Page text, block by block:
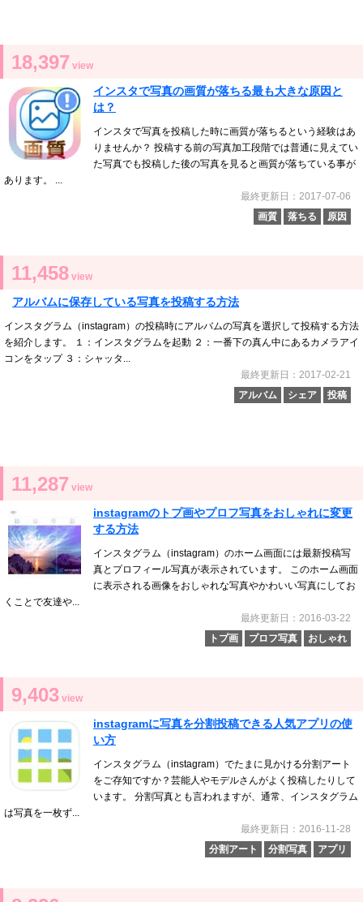
18,397 view
インスタで写真の画質が落ちる最も大きな原因と
は？
インスタで写真を投稿した時に画質が落ちるという経験はあ
りませんか？ 投稿する前の写真加工段階では普通に見えてい
た写真でも投稿した後の写真を見ると画質が落ちている事が
あります。 ...
最終更新日：2017-07-06
画質
落ちる 原因
11,458 view
アルバムに保存している写真を投稿する方法
インスタグラム（instagram）の投稿時にアルバムの写真を選択して投稿する方法
を紹介します。 １：インスタグラムを起動 ２：一番下の真ん中にあるカメラアイ
コンをタップ ３：シャッタ...
最終更新日：2017-02-21
アルバム
シェア 投稿
11,287 view
instagramのトプ画やプロフ写真をおしゃれに変更
する方法
インスタグラム（instagram）のホーム画面には最新投稿写
真とプロフィール写真が表示されています。 このホーム画面
に表示される画像をおしゃれな写真やかわいい写真にしてお
くことで友達や...
最終更新日：2016-03-22
トプ画
プロフ写真 おしゃれ
9,403 view
instagramに写真を分割投稿できる人気アプリの使
い方
インスタグラム（instagram）でたまに見かける分割アート
をご存知ですか？芸能人やモデルさんがよく投稿したりして
います。 分割写真とも言われますが、通常、インスタグラム
は写真を一枚ず...
最終更新日：2016-11-28
分割アート
分割写真 アプリ